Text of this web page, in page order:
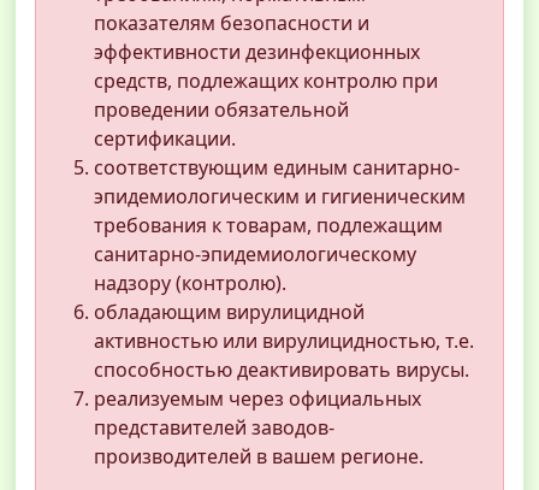
показателям безопасности и
эффективности дезинфекционных
средств, подлежащих контролю при
проведении обязательной
сертификации.
соответствующим единым санитарно-
эпидемиологическим и гигиеническим
требования к товарам, подлежащим
санитарно-эпидемиологическому
надзору (контролю).
обладающим вирулицидной
активностью или вирулицидностью, т.е.
способностью деактивировать вирусы.
реализуемым через официальных
представителей заводов-
производителей в вашем регионе.